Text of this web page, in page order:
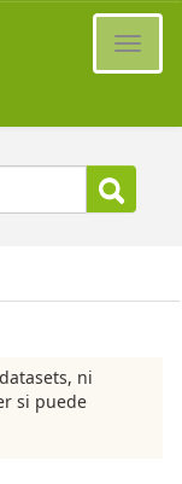
ni
si puede